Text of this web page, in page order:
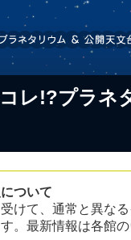
レ!?プラネ
ついて
けて、通常と異な
。最新情報は各館